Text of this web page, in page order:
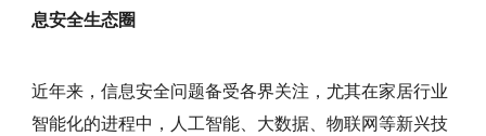
息安全生态圈
近年来，信息安全问题备受各界关注，尤其在家居行业
智能化的进程中，人工智能、大数据、物联网等新兴技